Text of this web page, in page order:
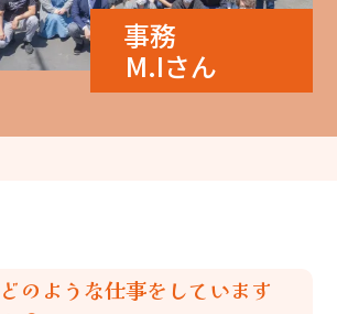
事務
M.Iさん
どのような仕事をしています